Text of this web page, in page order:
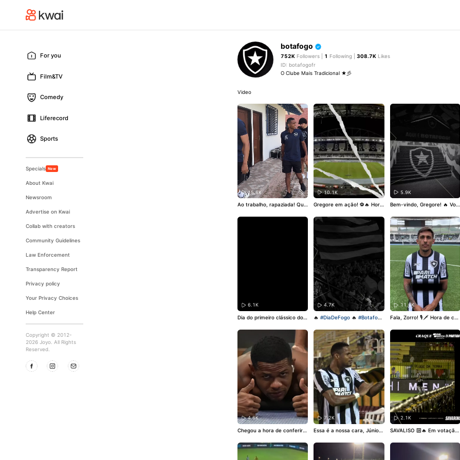
For you
Film&TV
Comedy
Liferecord
Sports
Specials New
About Kwai
Newsroom
Advertise on Kwai
Collab with creators
Community Guidelines
Law Enforcement
Transparency Report
Privacy policy
Your Privacy Choices
Help Center
Copyright © 2012-
2026 Joyo. All Rights
Reserved.
botafogo
752K Followers | 1 Following |308.7K Likes
ID: botafogofr
O Clube Mais Tradicional ★彡
Video
15.6K
Ao trabalho, rapaziada! Qua
Conmebol Libertadores!
10.1K
Gregore em ação! ⚽🔥 Hora
o-campista alvinegro. ▶️#V
amosBOTAFOGO #Botafogo
5.9K
Bem-vindo, Gregore! 🔥 Vola
o Botafogo até o fim de 202
6! ✍🏾#VamosBOTAFOGO #B
otafogo
#motion
6.1K
Dia do primeiro clássico do a
MA, GLORIOSO! 🔥💪#Vamo
4.7K
🔥#DiaDeFogo 🔥#Botafogo
11.6K
Fala, Zorro! 🎙️🗡️ Hora de con
do novo lateral-direito alvin
#VamosBOTAFOG
O #Botafogo #resenha #Fut
ebol
4.6K
Chegou a hora de conferir o
egro sobre o Volta Redonda!
📹⚽️#VamosBOTAFOGO🔗
Vídeo completo no canal alv
7.2K
Essa é a nossa cara, Júnior!
h, tem bastidores na Botafo
go TV com tudo sobre a vitó
ria de ontem. 📹⚽️
#VamosB
2.1K
SAVALISO 🔟🔥 Em votação
ino foi eleito o Craque Parim
atch da vitória sobre o Volta
#VamosBOTA